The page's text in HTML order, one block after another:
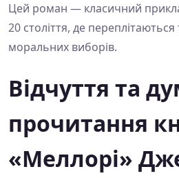
Цей роман — класичний
20 століття, де
моральних виборів.
Відчуття та
прочитання
«Меллорі»